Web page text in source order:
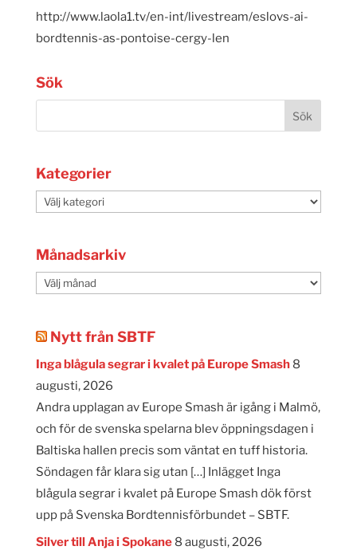
http://www.laola1.tv/en-int/livestream/eslovs-ai-
bordtennis-as-pontoise-cergy-len
Sök
Kategorier
Kategorier
Månadsarkiv
Månadsarkiv
Nytt från SBTF
Inga blågula segrar i kvalet på Europe Smash 8
augusti, 2026
Andra upplagan av Europe Smash är igång i Malmö,
och för de svenska spelarna blev öppningsdagen i
Baltiska hallen precis som väntat en tuff historia.
Söndagen får klara sig utan […] Inlägget Inga
blågula segrar i kvalet på Europe Smash dök först
upp på Svenska Bordtennisförbundet – SBTF.
Silver till Anja i Spokane 8 augusti, 2026